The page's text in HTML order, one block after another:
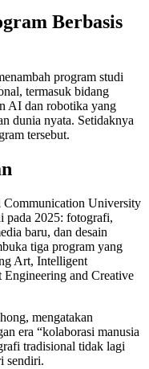
Berbasis
program studi
termasuk bidang
AI dan robotika yang
dunia nyata. Setidaknya
tersebut.
Communication University
pada 2025: fotografi,
baru, dan desain
tiga program yang
Art, Intelligent
and Creative
mengatakan
era “kolaborasi manusia
tradisional tidak lagi
sendiri.